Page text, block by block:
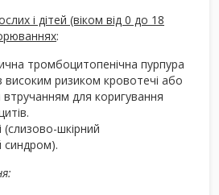
і дітей (віком від 0 до 18
:
тромбоцитопенічна пурпура
високим ризиком кровотечі або
втручанням для коригування
шкірний
синдром).